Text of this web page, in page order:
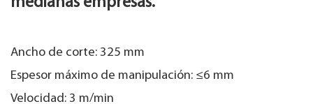
Ancho de corte: 325 mm
Espesor máximo de manipulación: ≤6 mm
Velocidad: 3 m/min